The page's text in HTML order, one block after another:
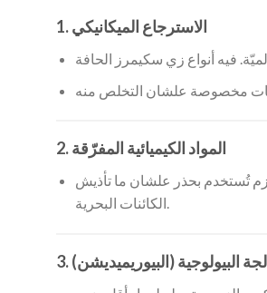
1. الاسترجاع الميكانيكي
2. المواد الكيميائية المفرّقة
تُستخدم بحذر علشان ما تأذيش
الكائنات البحرية.
البيولوجية (البيوريميديشن)